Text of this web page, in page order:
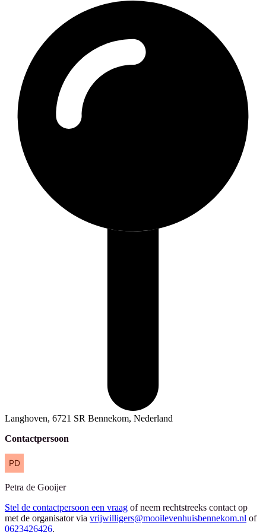
Langhoven, 6721 SR Bennekom, Nederland
Contactpersoon
Petra de Gooijer
Stel de contactpersoon een vraag of neem rechtstreeks contact op
met de organisator via vrijwilligers@mooilevenhuisbennekom.nl of
0623426426.